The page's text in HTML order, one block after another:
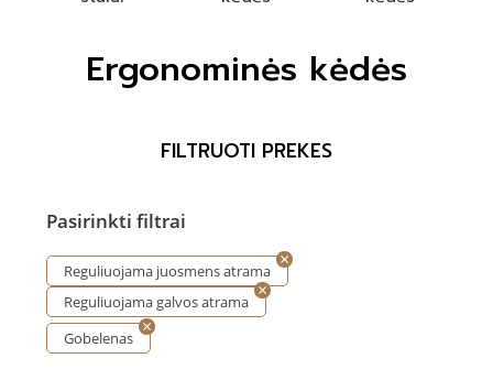
Ergonominės kėdės
FILTRUOTI PREKES
Pasirinkti filtrai
Reguliuojama juosmens atrama
Reguliuojama galvos atrama
Gobelenas